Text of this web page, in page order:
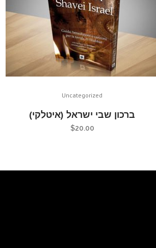
Uncategorized
ברכון שבי ישראל (איטלקי)
$20.00